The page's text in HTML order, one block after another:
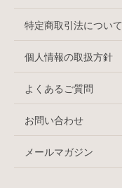
特定商取引法について
個人情報の取扱方針
よくあるご質問
お問い合わせ
メールマガジン